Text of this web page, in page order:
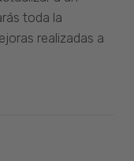
toda la
realizadas a